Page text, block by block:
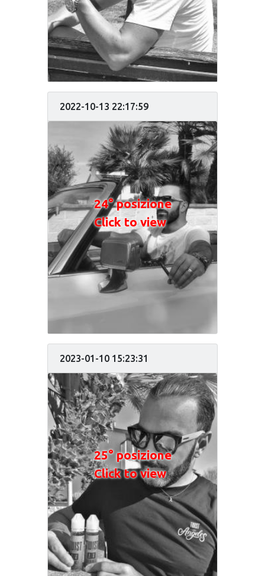
2022-10-13 22:17:59
24° posizione
Click to view
2023-01-10 15:23:31
25° posizione
Click to view